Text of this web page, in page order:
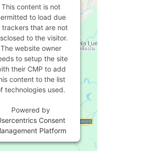
This content is not
to load due
trackers that are not
to the visitor.
The website owner
to setup the site
their CMP to add
content to the list
technologies used.
Powered by
Consent
Platform